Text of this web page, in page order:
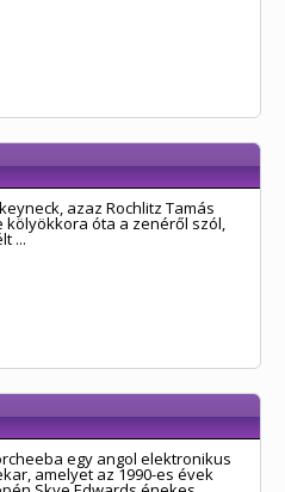
azaz Rochlitz Tamás
kölyökkora óta a zenéről szól,
...
egy angol elektronikus
amelyet az 1990-es évek